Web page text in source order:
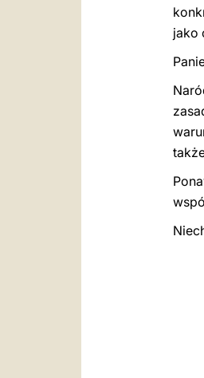
jako